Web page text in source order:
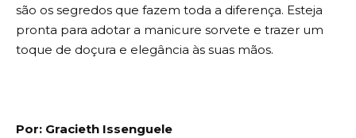
são os segredos que fazem toda a diferença. Esteja
pronta para adotar a manicure sorvete e trazer um
toque de doçura e elegância às suas mãos.
Por: Gracieth Issenguele